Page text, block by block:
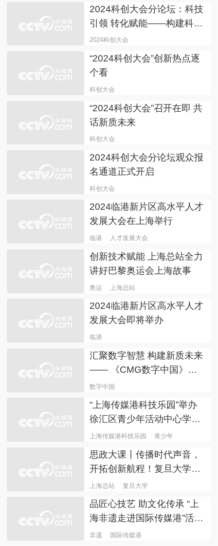
筝声
乡村振兴年度盛会
首届《乡村振兴年度盛会》
即将上线 农民作家邀您一起
见证
首届《乡村振兴年度盛会》即将上线 农民
2024科创大会分论坛：生命
蓝湾 “生”生不息
2024科创大会
2024科创大会分论坛：科技
引领 转化赋能——构建科技
成果转化新生态
2024科创大会
“2024科创大会”创新热点逐
个看
科创大会
“2024科创大会”召开在即 共
话新质未来
科创大会
2024科创大会分论坛观众报
名通道正式开启
科创大会
2024临港新片区高水平人才
发展大会在上海举行
临港 人才发展大会
创新技术赋能 上海总站全力
讲好巴黎奥运会上海故事
奥运 上海总站
2024临港新片区高水平人才
发展大会即将举办
临港
汇聚数字智慧 构建新质未来
—— 《CMG数字中国》融
媒体节目正式上线
数字中国
“上海传媒港科技乐园”举办
徐汇区青少年活动中心学习